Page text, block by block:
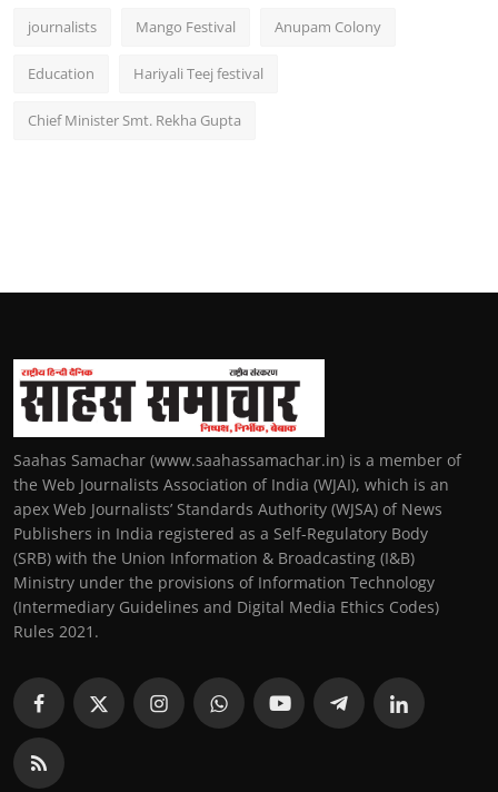
journalists Mango Festival Anupam Colony
Education Hariyali Teej festival
Chief Minister Smt. Rekha Gupta
Saahas Samachar (www.saahassamachar.in) is a member of
the Web Journalists Association of India (WJAI), which is an
apex Web Journalists’ Standards Authority (WJSA) of News
Publishers in India registered as a Self-Regulatory Body
(SRB) with the Union Information & Broadcasting (I&B)
Ministry under the provisions of Information Technology
(Intermediary Guidelines and Digital Media Ethics Codes)
Rules 2021.